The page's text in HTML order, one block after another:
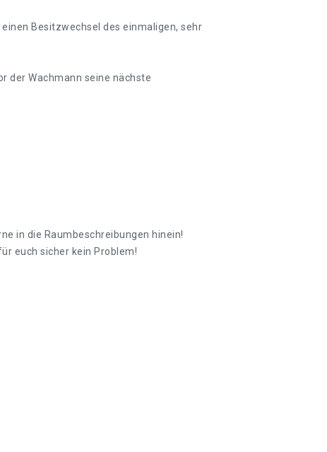
Besitzwechsel des einmaligen, sehr
der Wachmann seine nächste
in die Raumbeschreibungen hinein!
euch sicher kein Problem!